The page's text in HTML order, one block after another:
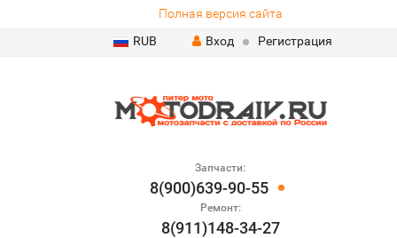
Полная версия сайта
RUB
Вход Регистрация
Запчасти:
8(900)639-90-55
Ремонт:
8(911)148-34-27